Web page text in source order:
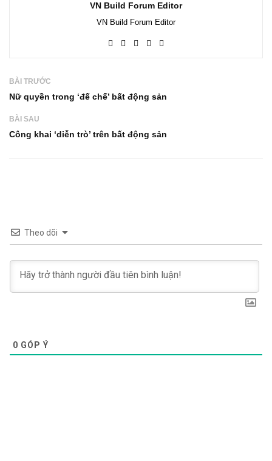
VN Build Forum Editor
VN Build Forum Editor
BÀI TRƯỚC
Nữ quyền trong ‘đế chế’ bất động sản
BÀI SAU
Công khai ‘diễn trò’ trên bất động sản
Theo dõi
0 GÓP Ý